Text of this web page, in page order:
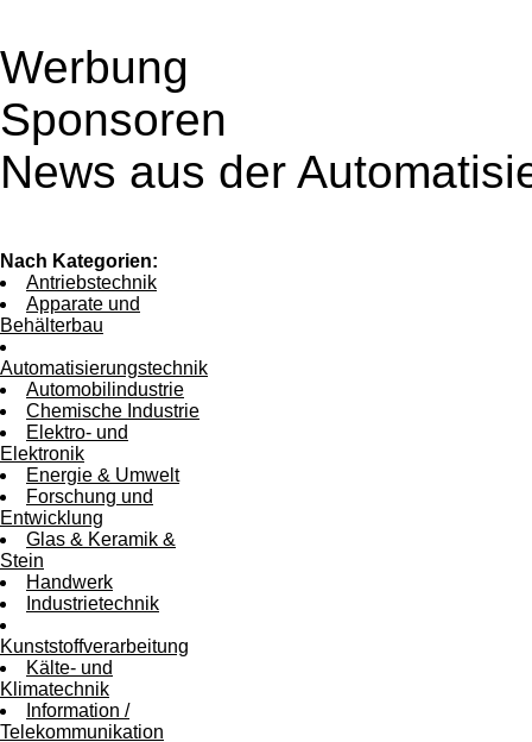
Werbung
Sponsoren
News aus der
Nach Kategorien:
Antriebstechnik
Apparate und
Behälterbau
Automatisierungstechnik
Automobilindustrie
Chemische Industrie
Elektro- und
Elektronik
Energie & Umwelt
Forschung und
Entwicklung
Glas & Keramik &
Stein
Handwerk
Industrietechnik
Kunststoffverarbeitung
Kälte- und
Klimatechnik
Information /
Telekommunikation